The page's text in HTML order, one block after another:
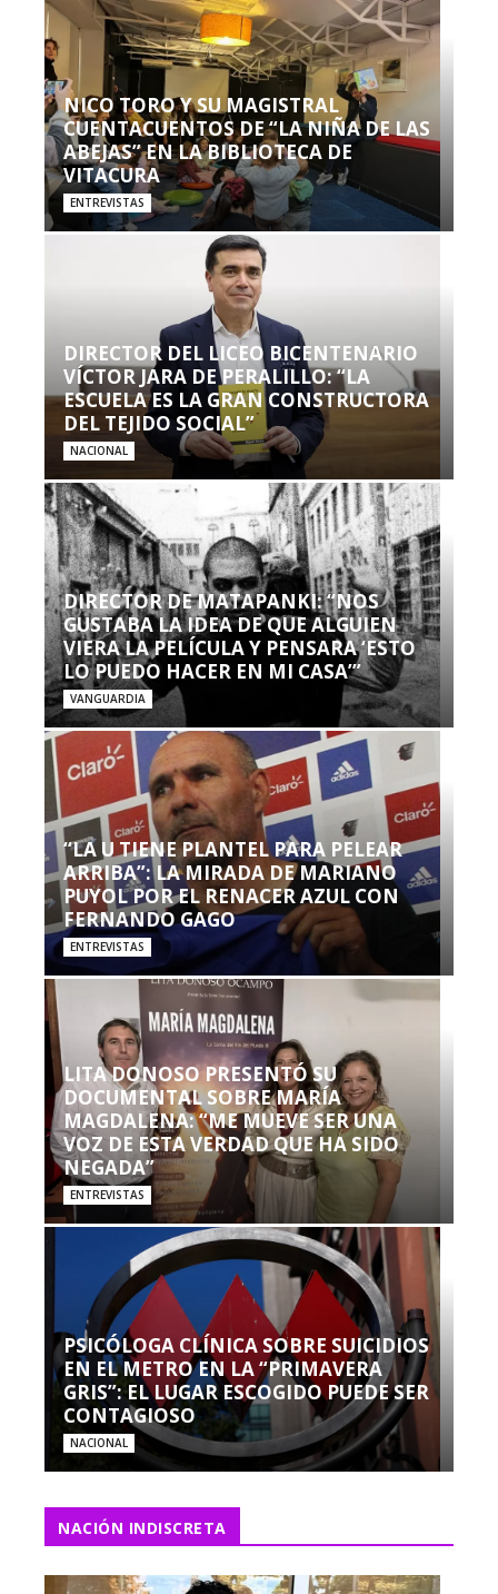
NICO TORO Y SU MAGISTRAL
CUENTACUENTOS DE “LA NIÑA DE LAS
ABEJAS” EN LA BIBLIOTECA DE
VITACURA
ENTREVISTAS
DIRECTOR DEL LICEO BICENTENARIO
VÍCTOR JARA DE PERALILLO: “LA
ESCUELA ES LA GRAN CONSTRUCTORA
DEL TEJIDO SOCIAL”
NACIONAL
DIRECTOR DE MATAPANKI: “NOS
GUSTABA LA IDEA DE QUE ALGUIEN
VIERA LA PELÍCULA Y PENSARA ‘ESTO
LO PUEDO HACER EN MI CASA’”
VANGUARDIA
“LA U TIENE PLANTEL PARA PELEAR
ARRIBA”: LA MIRADA DE MARIANO
PUYOL POR EL RENACER AZUL CON
FERNANDO GAGO
ENTREVISTAS
LITA DONOSO PRESENTÓ SU
DOCUMENTAL SOBRE MARÍA
MAGDALENA: “ME MUEVE SER UNA
VOZ DE ESTA VERDAD QUE HA SIDO
NEGADA”
ENTREVISTAS
PSICÓLOGA CLÍNICA SOBRE SUICIDIOS
EN EL METRO EN LA “PRIMAVERA
GRIS”: EL LUGAR ESCOGIDO PUEDE SER
CONTAGIOSO
NACIONAL
NACIÓN INDISCRETA